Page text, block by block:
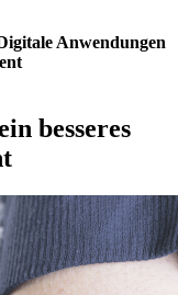
Anwendungen
besseres